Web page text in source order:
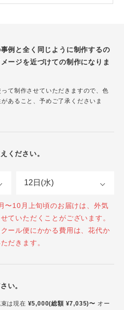
例と全く同じように制作するの
ージを近づけての制作になりま
て制作させていただきますので、色
あること、予めご了承くださいま
ください。
〜10月上旬頃のお届けは、外気
ていただくことがございます。
ール便にかかる費用は、花代か
だきます。
い。
は現在 ¥5,000(総額 ¥7,035)〜 オー